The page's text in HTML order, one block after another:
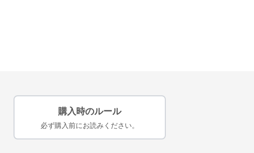
購入時のルール
必ず購入前にお読みください。